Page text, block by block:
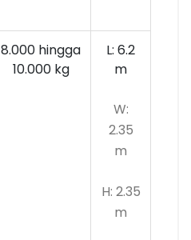
8.000 hingga
10.000 kg
L: 6.2
m
W:
2.35
m
H: 2.35
m